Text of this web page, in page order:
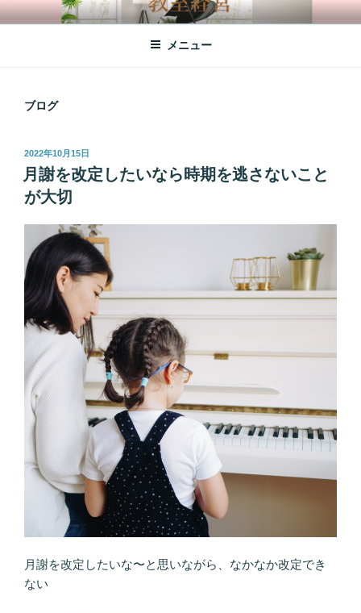
コ
ン
ン
オンラインレッスン
ご自宅にいながらピアノレッスン♪
メニュー
ブログ
投
稿
日:
2022年10月15日
月謝を改定したいなら時期を逃さないこと
が大切
月謝を改定したいな〜と思いながら、なかなか改定でき
ない